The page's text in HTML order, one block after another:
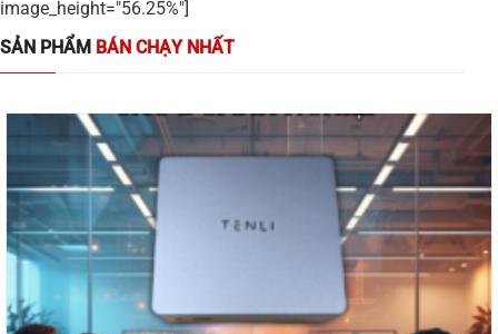
image_height="56.25%"]
SẢN PHẨM BÁN CHẠY NHẤT